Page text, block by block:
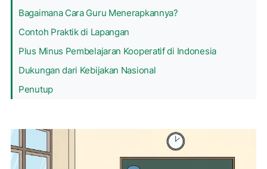
Bagaimana Cara Guru Menerapkannya?
Contoh Praktik di Lapangan
Plus Minus Pembelajaran Kooperatif di Indonesia
Dukungan dari Kebijakan Nasional
Penutup